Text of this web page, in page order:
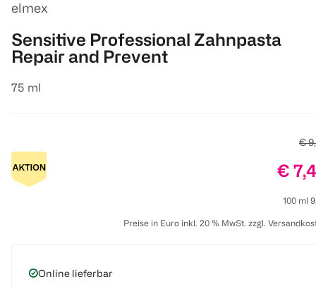
elmex
Sensitive Professional Zahnpasta
Repair and Prevent
75 ml
€
€
100 ml
Preise in Euro inkl. 20 % MwSt. zzgl.
Online lieferbar